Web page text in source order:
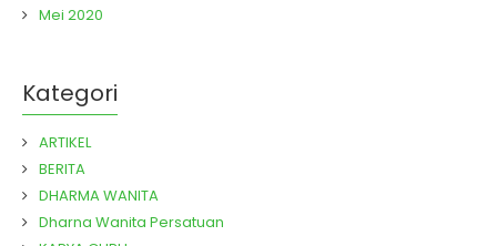
Mei 2020
Kategori
ARTIKEL
BERITA
DHARMA WANITA
Dharna Wanita Persatuan